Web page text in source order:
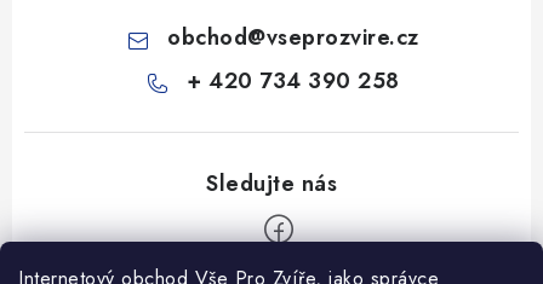
obchod@vseprozvire.cz
+ 420 734 390 258